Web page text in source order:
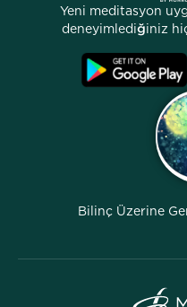
Ortaklık Programı
Lokasyonlar
Yeni meditasyon
deneyimlediğiniz
Bilinç Üzerine